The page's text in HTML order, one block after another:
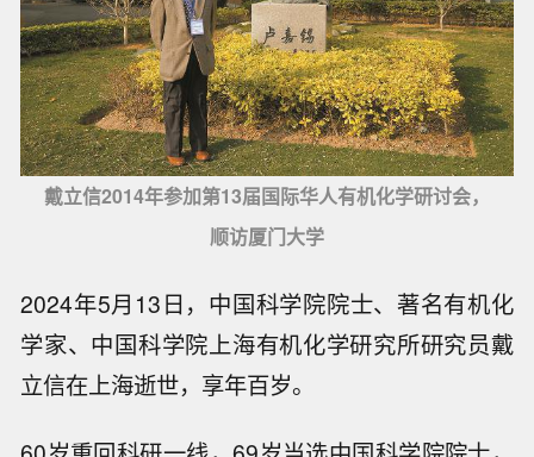
戴立信2014年参加第13届国际华人有机化学研讨会，
顺访厦门大学
2024年5月13日，中国科学院院士、著名有机化
学家、中国科学院上海有机化学研究所研究员戴
立信在上海逝世，享年百岁。